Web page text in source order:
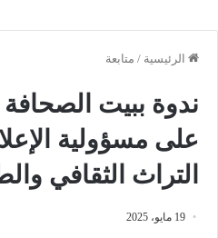
الرئيسية / متابعة
ندوة ببيت
على مسؤولية
التراث الثقافي
19 مايو، 2025